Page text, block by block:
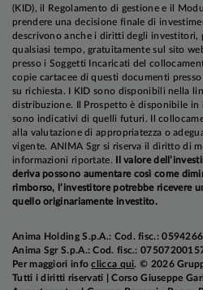
(KID), il Regolamento di gestione e il
prendere una decisione finale di
descrivono anche i diritti degli investitori,
qualsiasi tempo, gratuitamente sul sito
presso i Soggetti Incaricati del
copie cartacee di questi documenti
su richiesta. I KID sono disponibili nella
distribuzione. Il Prospetto è disponibile in
sono indicativi di quelli futuri. Il
alla valutazione di appropriatezza o
vigente. ANIMA Sgr si riserva il diritto di
informazioni riportate.
Il valore
deriva possono aumentare così come
rimborso, l’investitore potrebbe ricevere
quello originariamente investito.
Anima Holding S.p.A.: Cod. fisc.:
Anima Sgr S.p.A.: Cod. fisc.:
Per maggiori infoclicca qui. © 2026
Tutti i diritti riservati | Corso Giuseppe